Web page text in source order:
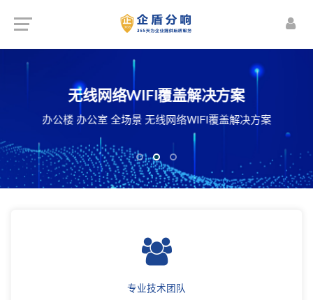
机房建设解决方案
机房 智能机房 整体机房建设施工解决方案
无线网络WIFI覆盖解决方案
办公楼 办公室 全场景 无线网络WIFI覆盖解决方案
楼宇智能化解决方案
监控 智能照明管理 安防预警 能源动力监控
专业技术团队